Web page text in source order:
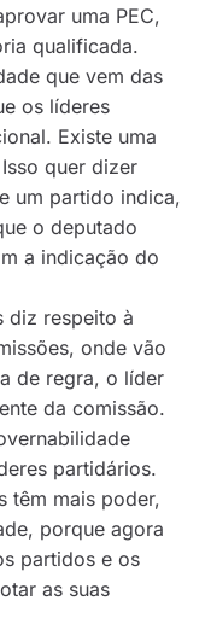
uma PEC,
qualificada.
que vem das
os líderes
Existe uma
quer dizer
um partido indica,
o deputado
a indicação do
diz respeito à
onde vão
de regra, o líder
da comissão.
partidários.
têm mais poder,
porque agora
partidos e os
as suas